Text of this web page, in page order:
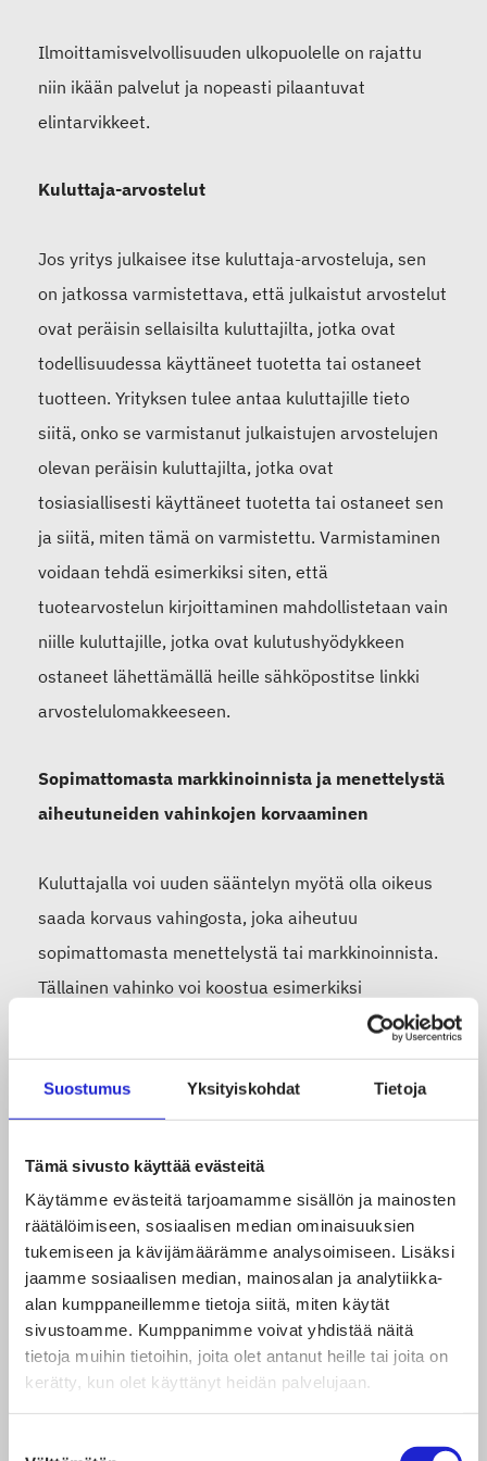
Suostumus Yksityiskohdat Tietoja
Tämä sivusto käyttää evästeitä
Käytämme evästeitä tarjoamamme sisällön ja mainosten
räätälöimiseen, sosiaalisen median ominaisuuksien
tukemiseen ja kävijämäärämme analysoimiseen. Lisäksi
jaamme sosiaalisen median, mainosalan ja analytiikka-
alan kumppaneillemme tietoja siitä, miten käytät
sivustoamme. Kumppanimme voivat yhdistää näitä
tietoja muihin tietoihin, joita olet antanut heille tai joita on
kerätty, kun olet käyttänyt heidän palvelujaan.
Ilmoittamisvelvollisuuden ulkopuolelle on rajattu
niin ikään palvelut ja nopeasti pilaantuvat
elintarvikkeet.
Kuluttaja-arvostelut
Jos yritys julkaisee itse kuluttaja-arvosteluja, sen
on jatkossa varmistettava, että julkaistut arvostelut
ovat peräisin sellaisilta kuluttajilta, jotka ovat
todellisuudessa käyttäneet tuotetta tai ostaneet
tuotteen. Yrityksen tulee antaa kuluttajille tieto
siitä, onko se varmistanut julkaistujen arvostelujen
olevan peräisin kuluttajilta, jotka ovat
tosiasiallisesti käyttäneet tuotetta tai ostaneet sen
ja siitä, miten tämä on varmistettu. Varmistaminen
voidaan tehdä esimerkiksi siten, että
tuotearvostelun kirjoittaminen mahdollistetaan vain
niille kuluttajille, jotka ovat kulutushyödykkeen
ostaneet lähettämällä heille sähköpostitse linkki
arvostelulomakkeeseen.
Sopimattomasta markkinoinnista ja menettelystä
aiheutuneiden vahinkojen korvaaminen
Kuluttajalla voi uuden sääntelyn myötä olla oikeus
saada korvaus vahingosta, joka aiheutuu
sopimattomasta menettelystä tai markkinoinnista.
Tällainen vahinko voi koostua esimerkiksi
Lisäksi kuluttajalla voi olla oikeus kohtuulliseen
hinnanalennukseen, jos yritys on menetellyt
sopimattomasti käyttämällä esimerkiksi
aggressiivisia tai harhaanjohtavia menettelytapoja,
jotka ovat voineet vaikuttaa kuluttajan tekemään
ostopäätökseen. Hinnanalennus määritellään
tapauskohtaisesti ja sen suuruuteen vaikuttaa
esimerkiksi se, miten moitittavasti
elinkeinonharjoittaja on menetellyt.